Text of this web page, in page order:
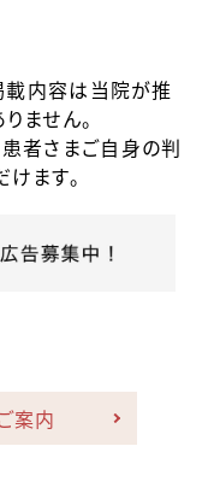
載内容は当院が推
ません。
者さまご自身の判
ます。
案内